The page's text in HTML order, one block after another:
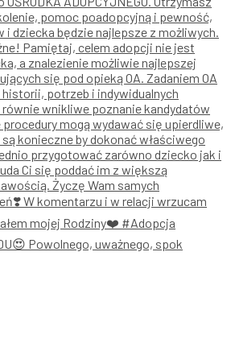
Powolnego, uważnego, spok